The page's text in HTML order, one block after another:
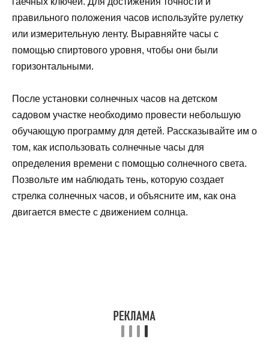
правильного положения часов используйте рулетку
или измерительную ленту. Выравняйте часы с
помощью спиртового уровня, чтобы они были
горизонтальными.
После установки солнечных часов на детском
садовом участке необходимо провести небольшую
обучающую программу для детей. Рассказывайте им о
том, как использовать солнечные часы для
определения времени с помощью солнечного света.
Позвольте им наблюдать тень, которую создает
стрелка солнечных часов, и объясните им, как она
двигается вместе с движением солнца.